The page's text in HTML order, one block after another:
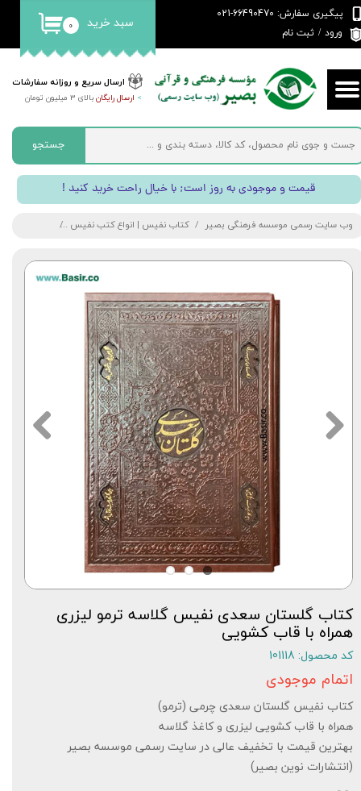
ارسال سریع و روزانه سفارشات
> ارسال رایگانبالای 3 میلیون تومان
پیگیری سفارش: 66490470-021
ورود / ثبت نام
حساب کاربری من
تغییر گذر واژه
سفارشات
خروج از حساب کاربری
۰ سبد خرید
جستجو
! قیمت و موجودی به روز است; با خیال راحت خرید کنید
وب سایت رسمی موسسه فرهنگی بصیر کتاب نفیس | انواع کتب نفیس
کتاب گلستان سعدی نفیس گلاسه ترمو لیزری
همراه با قاب کشویی
کد محصول: 101118
اتمام موجودی
کتاب نفیس گلستان سعدی چرمی (ترمو)
همراه با قاب کشویی لیزری و کاغذ گلاسه
بهترین قیمت با تخفیف عالی در سایت رسمی موسسه بصیر
(انتشارات نوین بصیر)